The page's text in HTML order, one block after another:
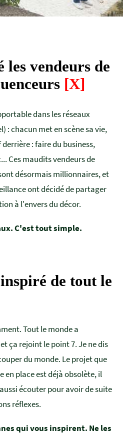
les vendeurs de
[X]
dans les réseaux
: chacun met en scène sa vie,
: faire du business,
Ces maudits vendeurs de
désormais millionnaires, et
ont décidé de partager
à l'envers du décor.
C'est tout simple.
de tout le
Tout le monde a
ça rejoint le point 7. Je ne dis
du monde. Le projet que
en place est déjà obsolète, il
écouter pour avoir de suite
réflexes.
qui vous inspirent. Ne les